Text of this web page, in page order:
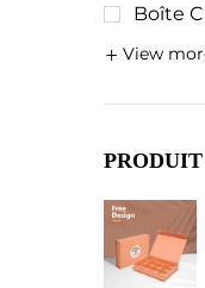
Boîte
View